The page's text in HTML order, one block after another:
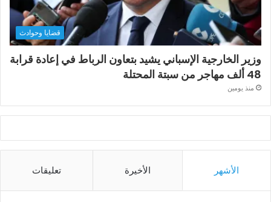
قضايا وحوادث
وزير الخارجية الإسباني يشيد بتعاون الرباط في إعادة قرابة
48 ألف مهاجر من سبتة المحتلة
منذ يومين
الأشهر الأخيرة تعليقات